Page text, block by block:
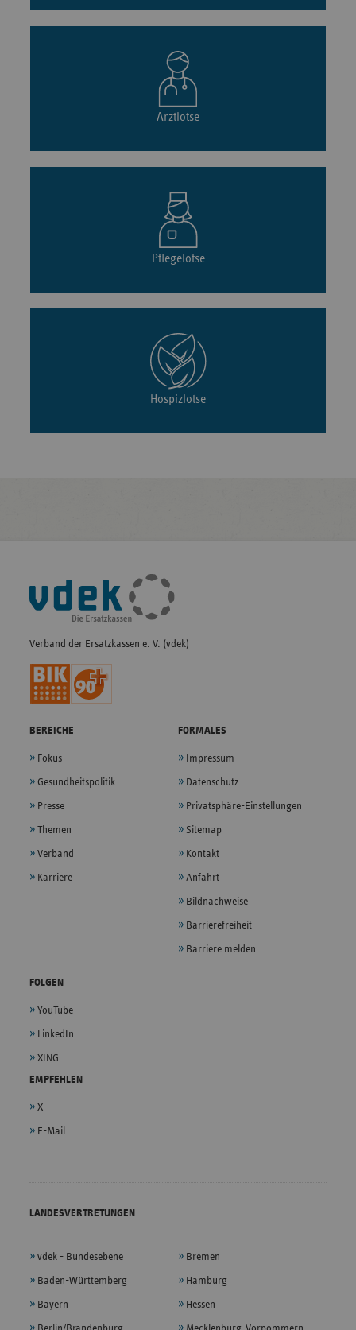
Arztlotse
Pflegelotse
Hospizlotse
Fußleisten-
Navigation
Verband der Ersatzkassen e. V. (vdek)
BEREICHE
Fokus
Gesundheitspolitik
Presse
Themen
Verband
Karriere
FORMALES
Impressum
Datenschutz
Privatsphäre-Einstellungen
Sitemap
Kontakt
Anfahrt
Bildnachweise
Barrierefreiheit
Barriere melden
FOLGEN
YouTube
LinkedIn
XING
EMPFEHLEN
X
E-Mail
LANDESVERTRETUNGEN
vdek - Bundesebene
Baden-Württemberg
Bayern
Bremen
Hamburg
Hessen